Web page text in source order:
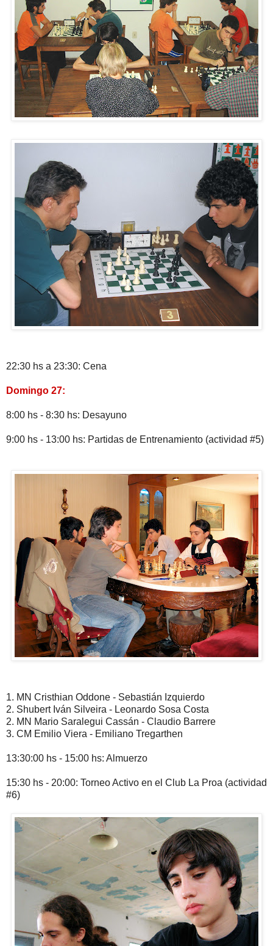
22:30 hs a 23:30: Cena
Domingo 27:
8:00 hs - 8:30 hs: Desayuno
9:00 hs - 13:00 hs: Partidas de Entrenamiento (actividad #5)
1. MN Cristhian Oddone - Sebastián Izquierdo
2. Shubert Iván Silveira - Leonardo Sosa Costa
2. MN Mario Saralegui Cassán - Claudio Barrere
3. CM Emilio Viera - Emiliano Tregarthen
13:30:00 hs - 15:00 hs: Almuerzo
15:30 hs - 20:00: Torneo Activo en el Club La Proa (actividad
#6)